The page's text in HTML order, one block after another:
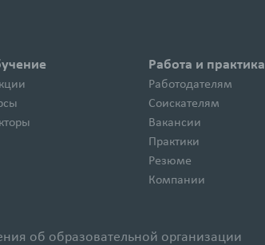
Работа и практика
Работодателям
Соискателям
Вакансии
Практики
Резюме
Компании
об образовательной организации